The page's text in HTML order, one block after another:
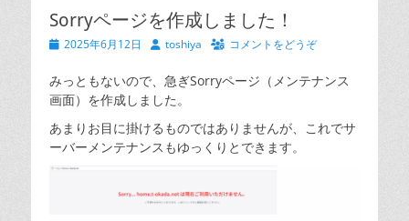
Sorryページを作成しました！
投
日
2025年6月12日
投
者
toshiya コメントをどうぞ
みっともないので、急ぎSorryページ（メンテナンス
画面）を作成しました。
あまりお目に掛けるものではありませんが、これでサ
ーバーメンテナンスもゆっくりとできます。